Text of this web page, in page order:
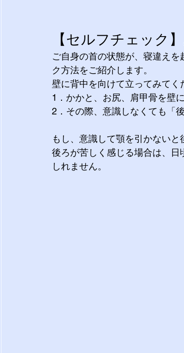
【セルフチェック
ご自身の首の状態が、寝違え
ク方法をご紹介します。
壁に背中を向けて立ってみてく
1．かかと、お尻、肩甲骨を壁
2．その際、意識しなくても「
もし、意識して顎を引かない
後ろが苦しく感じる場合は、
しれません。